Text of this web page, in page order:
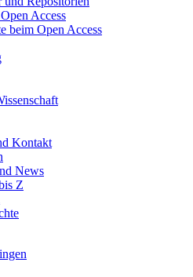
Access
beim Open Access
Kontakt
News
Z